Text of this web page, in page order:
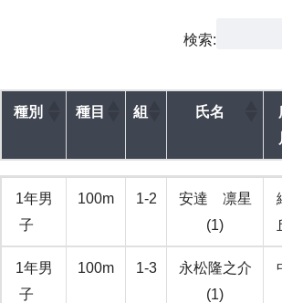
検索:
種別 種目 組 氏名
種別 種目 組 氏名
1年男
子
100m 1-2
安達 凛星
(1)
1年男
子
100m 1-3
永松隆之介
(1)